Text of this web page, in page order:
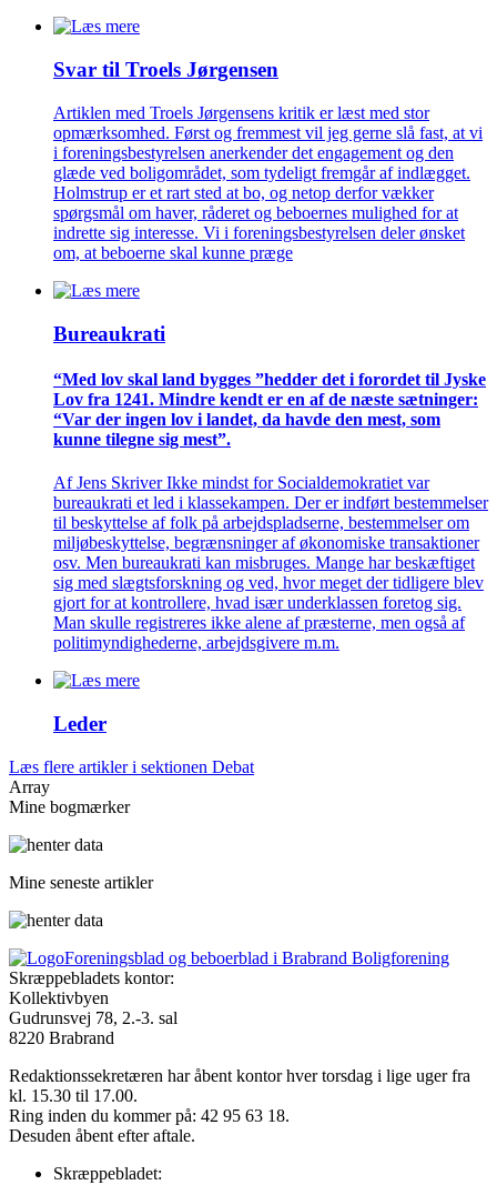
Svar til Troels Jørgensen
Artiklen med Troels Jørgensens kritik er læst med stor
opmærksomhed. Først og fremmest vil jeg gerne slå fast, at vi
i foreningsbestyrelsen anerkender det engagement og den
glæde ved boligområdet, som tydeligt fremgår af indlægget.
Holmstrup er et rart sted at bo, og netop derfor vækker
spørgsmål om haver, råderet og beboernes mulighed for at
indrette sig interesse. Vi i foreningsbestyrelsen deler ønsket
om, at beboerne skal kunne præge
Bureaukrati
“Med lov skal land bygges ”hedder det i forordet til Jyske
Lov fra 1241. Mindre kendt er en af de næste sætninger:
“Var der ingen lov i landet, da havde den mest, som
kunne tilegne sig mest”.
Af Jens Skriver Ikke mindst for Socialdemokratiet var
bureaukrati et led i klassekampen. Der er indført bestemmelser
til beskyttelse af folk på arbejdspladserne, bestemmelser om
miljøbeskyttelse, begrænsninger af økonomiske transaktioner
osv. Men bureaukrati kan misbruges. Mange har beskæftiget
sig med slægtsforskning og ved, hvor meget der tidligere blev
gjort for at kontrollere, hvad især underklassen foretog sig.
Man skulle registreres ikke alene af præsterne, men også af
politimyndighederne, arbejdsgivere m.m.
Leder
Læs flere artikler i sektionen Debat
Array
Mine bogmærker
Mine seneste artikler
Foreningsblad og beboerblad i Brabrand Boligforening
Skræppebladets kontor:
Kollektivbyen
Gudrunsvej 78, 2.-3. sal
8220 Brabrand
Redaktionssekretæren har åbent kontor hver torsdag i lige uger fra
kl. 15.30 til 17.00.
Ring inden du kommer på: 42 95 63 18.
Desuden åbent efter aftale.
Skræppebladet: